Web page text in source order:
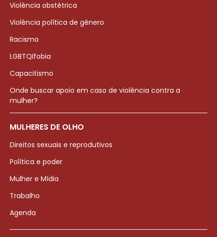
Violência obstétrica
Violência política de gênero
Racismo
LGBTQIfobia
Capacitismo
Onde buscar apoio em caso de violência contra a
mulher?
MULHERES DE OLHO
Direitos sexuais e reprodutivos
Política e poder
Mulher e Mídia
Trabalho
Agenda